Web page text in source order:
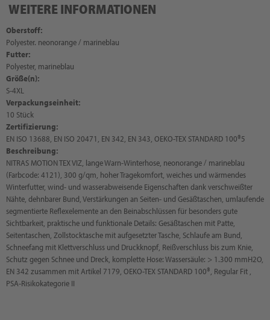
WEITERE INFORMATIONEN
Oberstoff:
Polyester. neonorange / marineblau
Futter:
Polyester, marineblau
Größe(n):
S-4XL
Verpackungseinheit:
10 Stück
Zertifizierung:
EN ISO 13688, EN ISO 20471, EN 342, EN 343, OEKO-TEX STANDARD 100®5
Beschreibung:
NITRAS MOTION TEX VIZ, lange Warn-Winterhose, neonorange / marineblau
(Farbcode: 4121), 300 g/qm, hoher Tragekomfort, weiches und wärmendes
Winterfutter, wind- und wasserabweisende Eigenschaften dank verschweißter
Nähte, dehnbarer Bund, Verstärkungen an Seiten- und Gesäßtaschen, umlaufende
segmentierte Reflexelemente an den Beinabschlüssen für besonders gute
Sichtbarkeit, praktische und funktionale Details: Gesäßtaschen mit Patte,
Seitentaschen, Zollstocktasche mit aufgesetzter Tasche, Schlaufe am Bund,
Schneefang mit Klettverschluss und Druckknopf, Reißverschluss bis zum Knie,
Schutz gegen Schnee und Dreck, komplette Hose: Wassersäule: > 1.300 mmH2O,
EN 342 zusammen mit Artikel 7179, OEKO-TEX STANDARD 100®, Regular Fit ,
PSA-Risikokategorie II